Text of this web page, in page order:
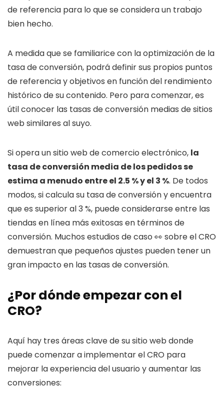
de referencia para lo que se considera un trabajo
bien hecho.
A medida que se familiarice con la optimización de la
tasa de conversión, podrá definir sus propios puntos
de referencia y objetivos en función del rendimiento
histórico de su contenido. Pero para comenzar, es
útil conocer las tasas de conversión medias de sitios
web similares al suyo.
Si opera un sitio web de comercio electrónico, la
tasa de conversión media de los pedidos se
estima a menudo entre el 2.5 % y el 3 %. De todos
modos, si calcula su tasa de conversión y encuentra
que es superior al 3 %, puede considerarse entre las
tiendas en línea más exitosas en términos de
conversión. Muchos estudios de caso 👀 sobre el CRO
demuestran que pequeños ajustes pueden tener un
gran impacto en las tasas de conversión.
¿Por dónde empezar con el
CRO?
Aquí hay tres áreas clave de su sitio web donde
puede comenzar a implementar el CRO para
mejorar la experiencia del usuario y aumentar las
conversiones: